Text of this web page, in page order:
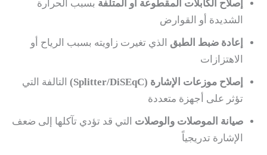
إصلاح الكابلات المقطوعة أو المتلفة بسبب الحرارة
الشديدة أو القوارض
إعادة ضبط الطبق الذي تغيرت زاويته بسبب الرياح أو
الاهتزازات
إصلاح موزعات الإشارة (Splitter/DiSEqC)
التالفة التي
تؤثر على أجهزة متعددة
صيانة الموصلات والوصلات التي قد تؤدي تآكلها إلى ضعف
الإشارة تدريجياً